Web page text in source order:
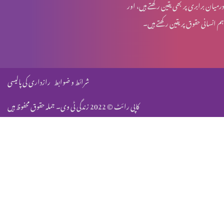
یہودیت میں آمد المسیح اور یسوع مسیح
درمیان برابری پر بھی یقین رکھتے ہیں، اور
ہم انسانی حقوق پر یقین رکھتے ہیں۔
کاپی رائٹ © 2022 زندگی ٹی وی۔ جملہ حقوق محفوظ ہیں
شرائط و ضوابط رازداری کی پالیسی